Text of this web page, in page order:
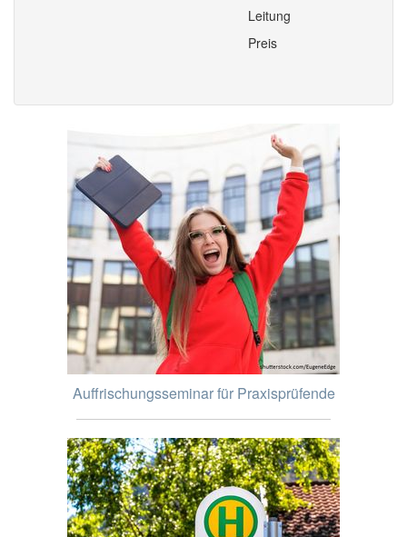
Leitung
Preis
Auffrischungsseminar für Praxisprüfende